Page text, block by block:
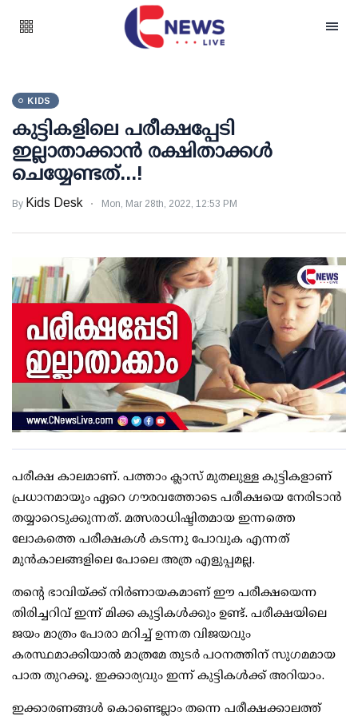
KIDS
കുട്ടികളിലെ പരീക്ഷപ്പേടി
ഇല്ലാതാക്കാന്‍ രക്ഷിതാക്കള്‍
ചെയ്യേണ്ടത്...!
By Kids Desk Mon, Mar 28th, 2022, 12:53 PM
പരീക്ഷ കാലമാണ്. പത്താം ക്ലാസ് മുതലുള്ള കുട്ടികളാണ്
പ്രധാനമായും ഏറെ ഗൗരവത്തോടെ പരീക്ഷയെ നേരിടാന്‍
തയ്യാറെടുക്കുന്നത്. മത്സരാധിഷ്ടിതമായ ഇന്നത്തെ
ലോകത്തെ പരീക്ഷകള്‍ കടന്നു പോവുക എന്നത്
മുന്‍കാലങ്ങളിലെ പോലെ അത്ര എളുപ്പമല്ല.
തന്റെ ഭാവിയ്ക്ക് നിര്‍ണായകമാണ് ഈ പരീക്ഷയെന്ന
തിരിച്ചറിവ് ഇന്ന് മിക്ക കുട്ടികള്‍ക്കും ഉണ്ട്. പരീക്ഷയിലെ
ജയം മാത്രം പോരാ മറിച്ച് ഉന്നത വിജയവും
കരസ്ഥമാക്കിയാല്‍ മാത്രമേ തുടര്‍ പഠനത്തിന് സുഗമമായ
പാത തുറക്കൂ. ഇക്കാര്യവും ഇന്ന് കുട്ടികള്‍ക്ക് അറിയാം.
ഇക്കാരണങ്ങള്‍ കൊണ്ടെല്ലാം തന്നെ പരീക്ഷക്കാലത്ത്